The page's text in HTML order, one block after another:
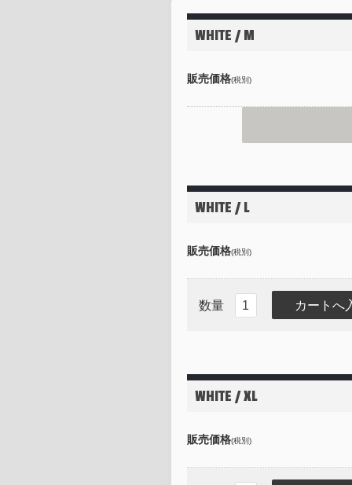
WHITE / M
販売価格(税別)
WHITE / L
販売価格(税別)
数量
WHITE / XL
販売価格(税別)